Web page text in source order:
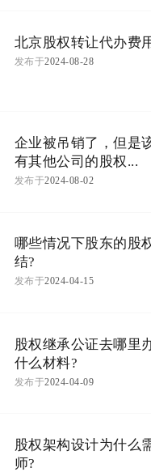
北京股权转让代办费
发布于2024-08-28
企业被吊销了，但是
有其他公司的股权...
发布于2024-08-02
哪些情况下股东的股
结?
发布于2024-04-15
股权继承公证去哪里
什么材料?
发布于2024-04-09
股权架构设计为什么
师?